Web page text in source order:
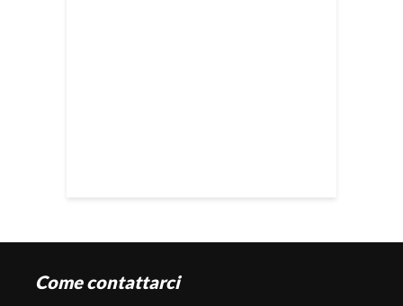
Come contattarci